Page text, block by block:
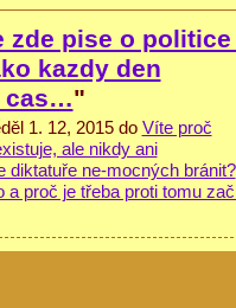
zde pise o politice
kazdy den
cas…"
1. 12, 2015 do Víte proč
ale nikdy ani
diktatuře ne-mocných bránit?
a proč je třeba proti tomu